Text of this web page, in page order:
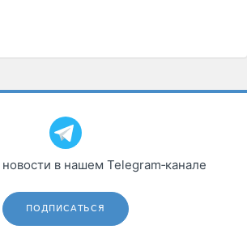
в нашем Telegram‑канале
ПОДПИСАТЬСЯ